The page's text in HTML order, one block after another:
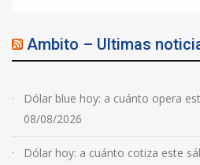
Ambito – Ultimas
Dólar blue hoy: a cuánto opera
08/08/2026
Dólar hoy: a cuánto cotiza este